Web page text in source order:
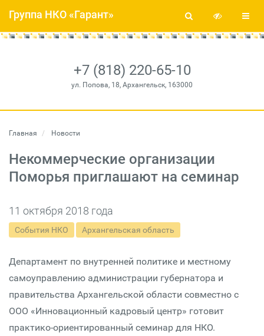
+7 (818) 220-65-10
ул. Попова, 18, Архангельск, 163000
Группа НКО «Гарант»
Главная Новости
Некоммерческие организации
Поморья приглашают на семинар
11 октября 2018 года
События НКО Архангельская область
Департамент по внутренней политике и местному
самоуправлению администрации губернатора и
правительства Архангельской области совместно с
ООО «Инновационный кадровый центр» готовит
практико-ориентированный семинар для НКО.